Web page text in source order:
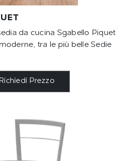
da cucina Sgabello Piquet
tra le più belle Sedie
Prezzo